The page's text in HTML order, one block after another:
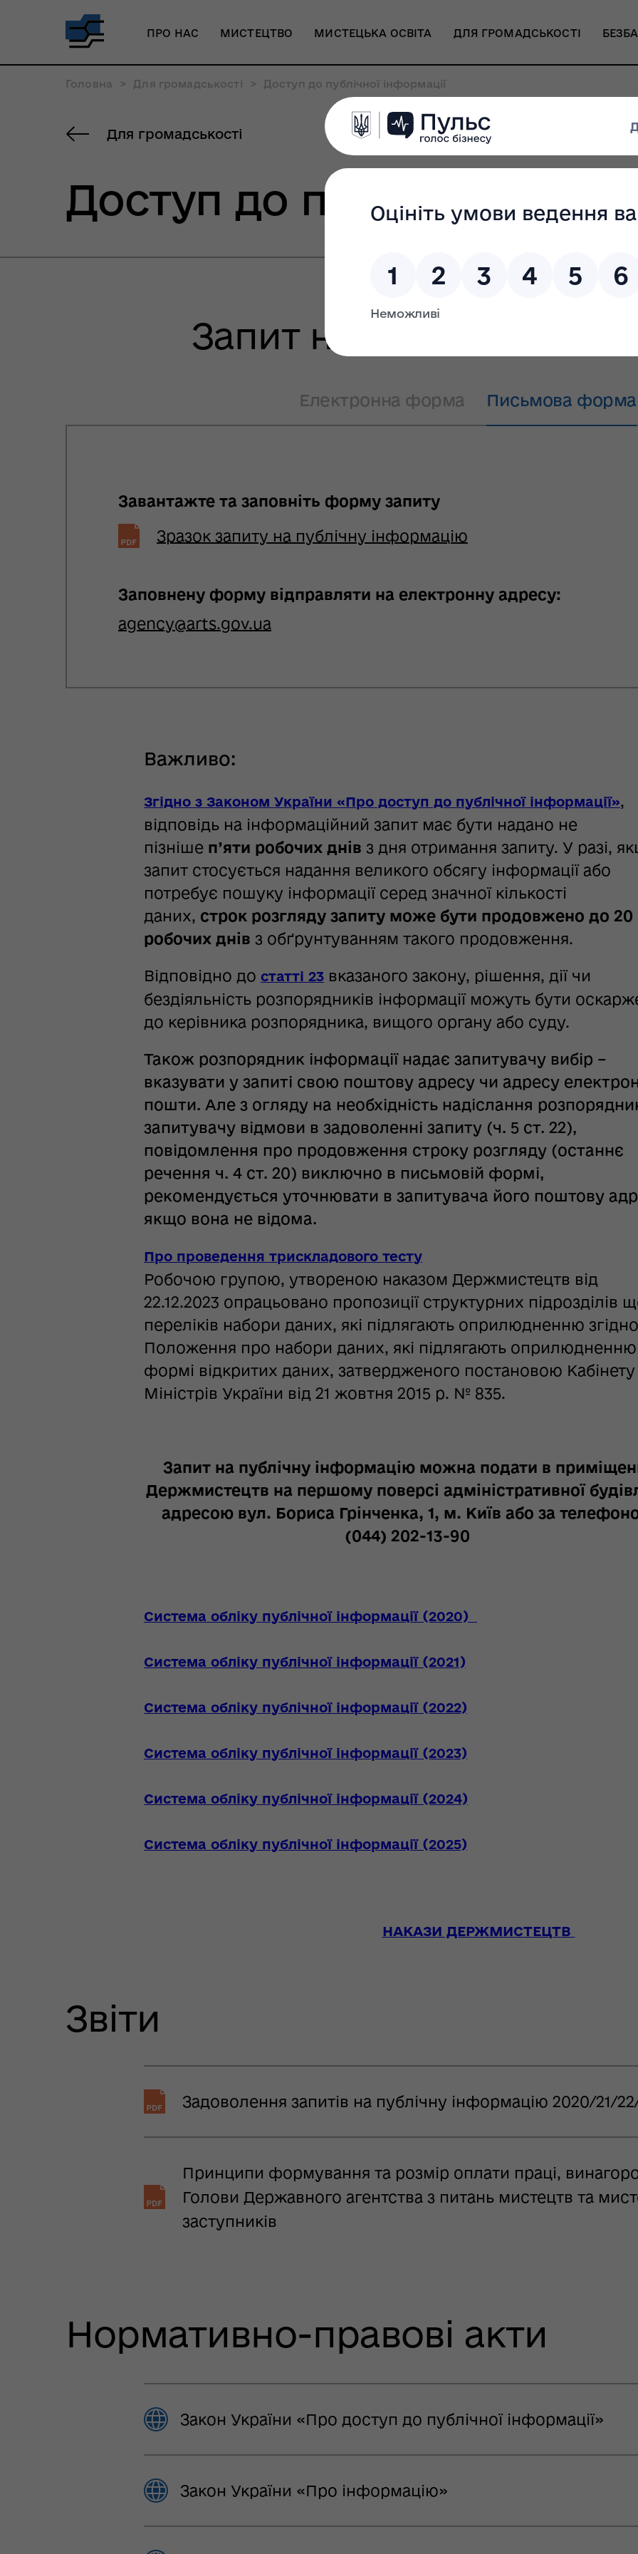
ПРО НАС МИСТЕЦТВО МИСТЕЦЬКА ОСВІТА ДЛЯ ГРОМАДСЬКОСТІ
Головна > Для громадськості > Доступ до публічної інформації
Для громадськості
Доступ до публічної
Запит на публічну
Електронна форма Письмова форма
Завантажте та заповніть форму запиту
Зразок запиту на публічну інформацію
Заповнену форму відправляти на електронну адресу:
agency@arts.gov.ua
Важливо:
Згідно з Законом України «Про доступ до публічної інформації»,
відповідь на інформаційний запит має бути надано не
пізніше п’яти робочих днів з дня отримання запиту. У разі,
запит стосується надання великого обсягу інформації або
потребує пошуку інформації серед значної кількості
даних, строк розгляду запиту може бути продовжено до 20
робочих днів з обґрунтуванням такого продовження.
Відповідно до статті 23 вказаного закону, рішення, дії чи
бездіяльність розпорядників інформації можуть бути
до керівника розпорядника, вищого органу або суду.
Також розпорядник інформації надає запитувачу вибір –
вказувати у запиті свою поштову адресу чи адресу
пошти. Але з огляду на необхідність надіслання
запитувачу відмови в задоволенні запиту (ч. 5 ст. 22),
повідомлення про продовження строку розгляду (останнє
речення ч. 4 ст. 20) виключно в письмовій формі,
рекомендується уточнювати в запитувача його поштову
якщо вона не відома.
Про проведення трискладового тесту
Робочою групою, утвореною наказом Держмистецтв від
22.12.2023 опрацьовано пропозиції структурних підрозділів
переліків набори даних, які підлягають оприлюдненню згідно
Положення про набори даних, які підлягають
формі відкритих даних, затвердженого постановою Кабінету
Міністрів України від 21 жовтня 2015 р. № 835.
Запит на публічну інформацію можна подати в
Держмистецтв на першому поверсі адміністративної
адресою вул. Бориса Грінченка, 1, м. Київ або за
(044) 202-13-90
Система обліку публічної інформації (2020)
Система обліку публічної інформації (2021)
Система обліку публічної інформації (2022)
Система обліку публічної інформації (2023)
Система обліку публічної інформації (2024)
Система обліку публічної інформації (2025)
НАКАЗИ ДЕРЖМИСТЕЦТВ
Звіти
Задоволення запитів на публічну інформацію 2020/21/
Принципи формування та розмір оплати праці,
Голови Державного агентства з питань мистецтв та
заступників
Нормативно-правові акти
Закон України «Про доступ до публічної інформації»
Закон України «Про інформацію»